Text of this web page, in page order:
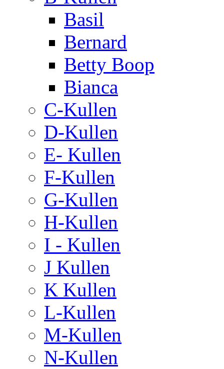
Basil
Bernard
Betty Boop
Bianca
C-Kullen
D-Kullen
E- Kullen
F-Kullen
G-Kullen
H-Kullen
I - Kullen
J Kullen
K Kullen
L-Kullen
M-Kullen
N-Kullen